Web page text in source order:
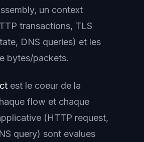
un context
transactions, TLS
DNS queries) et les
bytes/packets.
est le coeur de la
flow et chaque
(HTTP request,
query) sont evalues